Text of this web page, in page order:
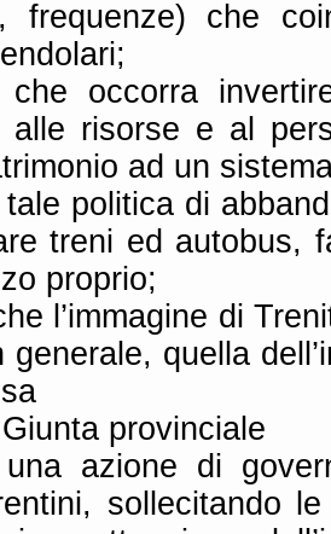
frequenze) che
che occorra
alle risorse e al
ad un
politica di
treni ed autobus,
proprio;
l’immagine di
generale, quella
provinciale
azione di
sollecitando